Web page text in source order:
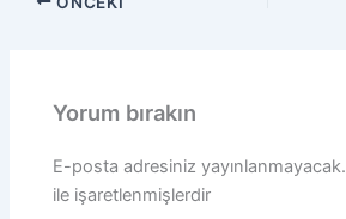
Yorum bırakın
E-posta adresiniz yayınlanmayacak.
ile işaretlenmişlerdir